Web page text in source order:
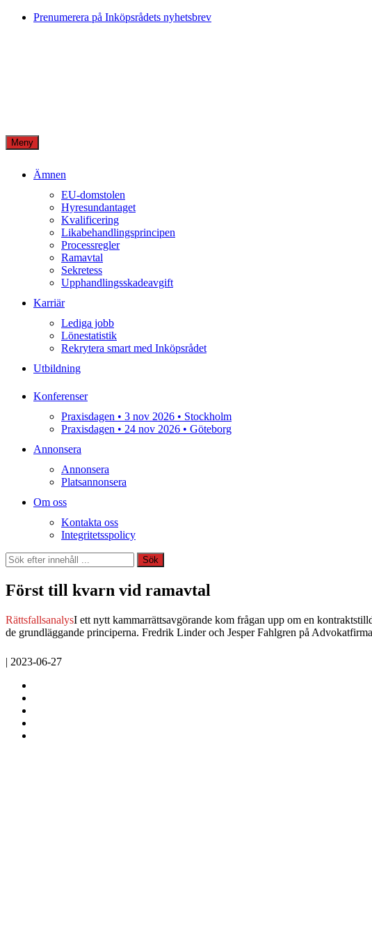
Skip
Prenumerera på Inköpsrådets nyhetsbrev
Meny
Ämnen
EU-domstolen
Hyresundantaget
Kvalificering
Likabehandlingsprincipen
Processregler
Ramavtal
Sekretess
Upphandlingsskadeavgift
Karriär
Lediga jobb
Lönestatistik
Rekrytera smart med Inköpsrådet
Utbildning
Konferenser
Praxisdagen • 3 nov 2026 • Stockholm
Praxisdagen • 24 nov 2026 • Göteborg
Annonsera
Annonsera
Platsannonsera
Om oss
Kontakta oss
Integritetsspolicy
Sök
Sök
Först till kvarn vid ramavtal
RättsfallsanalysI ett nytt kammarrätts­avgörande kom frågan upp om en
de grundläggande principerna. Fredrik Linder och Jesper Fahlgren på
| 2023-06-27